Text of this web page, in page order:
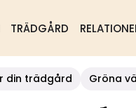
TRÄDGÅRD
din trädgård Gröna